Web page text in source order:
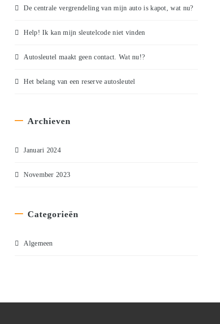
De centrale vergrendeling van mijn auto is kapot, wat nu?
Help! Ik kan mijn sleutelcode niet vinden
Autosleutel maakt geen contact. Wat nu!?
Het belang van een reserve autosleutel
Archieven
Januari 2024
November 2023
Categorieën
Algemeen